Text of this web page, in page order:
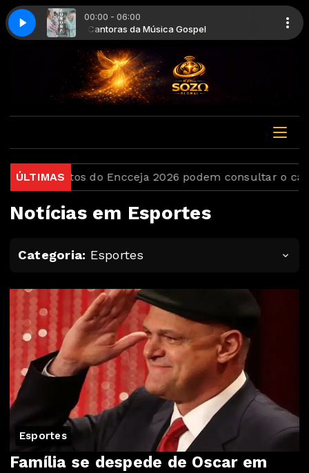
00:00 - 06:00
Cantoras da Música Gospel
Julliany Souza - Casinha Favorita
ÚLTIMASdo Encceja 2026 podem consultar o cartão de
Notícias em Esportes
Categoria: Esportes
Esportes
Família se despede de Oscar em